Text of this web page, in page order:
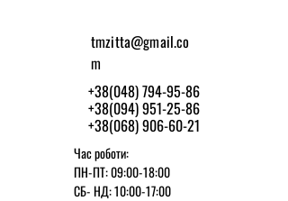
tmzitta@gmail.co
m
+38(048) 794-95-86
+38(094) 951-25-86
+38(068) 906-60-21
Час роботи:
ПН-ПТ: 09:00-18:00
СБ-НД: 10:00-17:00